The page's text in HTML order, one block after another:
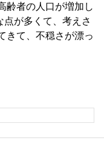
齢者の人口が増加し
が多くて、考えさ
きて、不穏さが漂っ